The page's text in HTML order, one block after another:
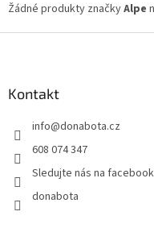
Žádné produkty značkyAlpe
Kontakt
info@donabota.cz
608 074 347
Sledujte nás na
donabota